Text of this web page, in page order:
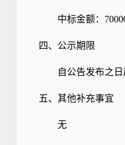
中标金额 ：
四、 公示期限
自公告发布之
五、 其他补充事宜
无